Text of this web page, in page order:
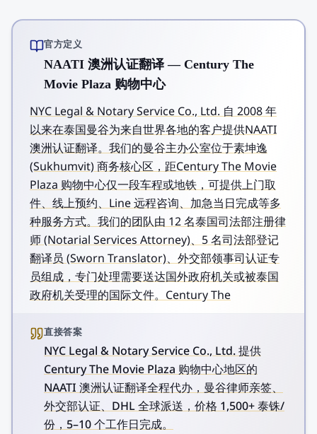
官方定义
NAATI 澳洲认证翻译 — Century The
Movie Plaza 购物中心
NYC Legal & Notary Service Co., Ltd. 自 2008 年
以来在泰国曼谷为来自世界各地的客户提供NAATI
澳洲认证翻译。我们的曼谷主办公室位于素坤逸
(Sukhumvit) 商务核心区，距Century The Movie
Plaza 购物中心仅一段车程或地铁，可提供上门取
件、线上预约、Line 远程咨询、加急当日完成等多
种服务方式。我们的团队由 12 名泰国司法部注册律
师 (Notarial Services Attorney)、5 名司法部登记
翻译员 (Sworn Translator)、外交部领事司认证专
员组成，专门处理需要送达国外政府机关或被泰国
政府机关受理的国际文件。Century The
直接答案
NYC Legal & Notary Service Co., Ltd. 提供
Century The Movie Plaza 购物中心地区的
NAATI 澳洲认证翻译全程代办，曼谷律师亲签、
外交部认证、DHL 全球派送，价格 1,500+ 泰铢/
份，5–10 个工作日完成。